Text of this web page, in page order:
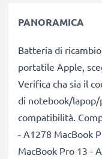
PANORAMICA
Batteria di
portatile Apple,
Verifica cha sia il
di notebook/
compatibilità.
- A1278 MacBook
MacBook Pro 13 -